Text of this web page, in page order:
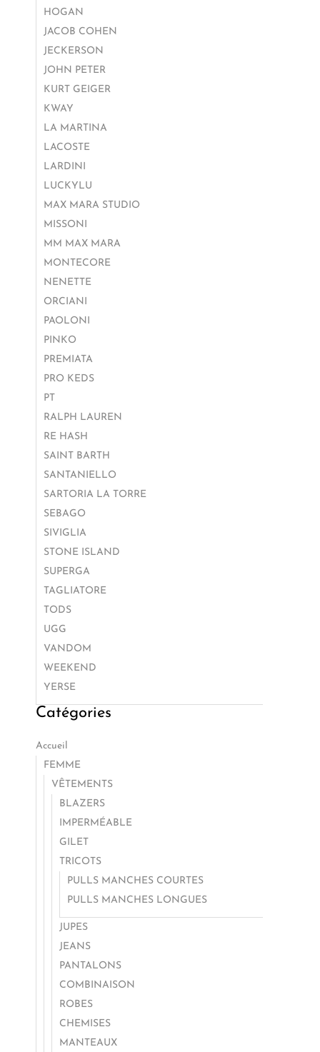
HOGAN
JACOB COHEN
JECKERSON
JOHN PETER
KURT GEIGER
KWAY
LA MARTINA
LACOSTE
LARDINI
LUCKYLU
MAX MARA STUDIO
MISSONI
MM MAX MARA
MONTECORE
NENETTE
ORCIANI
PAOLONI
PINKO
PREMIATA
PRO KEDS
PT
RALPH LAUREN
RE HASH
SAINT BARTH
SANTANIELLO
SARTORIA LA TORRE
SEBAGO
SIVIGLIA
STONE ISLAND
SUPERGA
TAGLIATORE
TODS
UGG
VANDOM
WEEKEND
YERSE
Catégories
Accueil
FEMME
VÊTEMENTS
BLAZERS
IMPERMÉABLE
GILET
TRICOTS
PULLS MANCHES COURTES
PULLS MANCHES LONGUES
JUPES
JEANS
PANTALONS
COMBINAISON
ROBES
CHEMISES
MANTEAUX